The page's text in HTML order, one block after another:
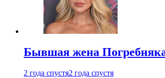
Бывшая жена
2 года спустя2 года спустя